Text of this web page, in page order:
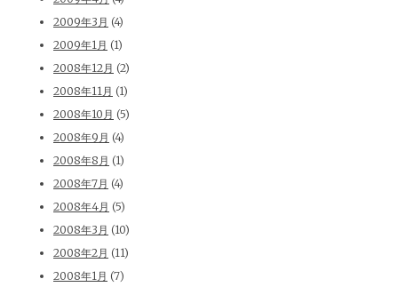
2009年3月 (4)
2009年1月 (1)
2008年12月 (2)
2008年11月 (1)
2008年10月 (5)
2008年9月 (4)
2008年8月 (1)
2008年7月 (4)
2008年4月 (5)
2008年3月 (10)
2008年2月 (11)
2008年1月 (7)